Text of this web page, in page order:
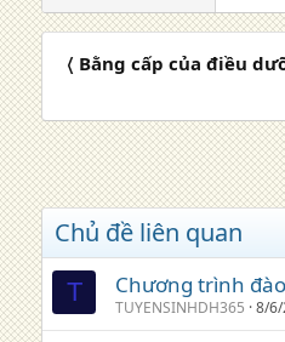
〈 Bằng cấp của điều
Chủ đề liên quan
T Chương trình
TUYENSINHDH365 8/